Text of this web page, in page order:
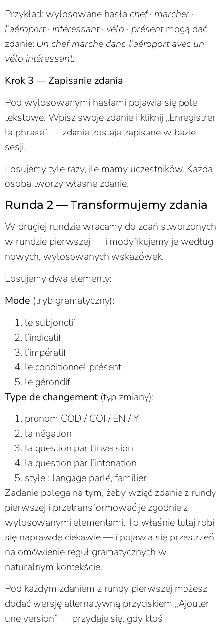
Przykład: wylosowane hasła chef · marcher ·
l’aéroport · intéressant · vélo · présentmogą dać
zdanie: Un chef marche dans l’aéroport avec un
vélo intéressant.
Krok 3 — Zapisanie zdania
Pod wylosowanymi hasłami pojawia się pole
tekstowe. Wpisz swoje zdanie i kliknij „Enregistrer
la phrase” — zdanie zostaje zapisane w bazie
sesji.
Losujemy tyle razy, ile mamy uczestników. Każda
osoba tworzy własne zdanie.
Runda 2 — Transformujemy zdania
W drugiej rundzie wracamy do zdań stworzonych
w rundzie pierwszej — i modyfikujemy je według
nowych, wylosowanych wskazówek.
Losujemy dwa elementy:
Mode (tryb gramatyczny):
le subjonctif
l’indicatif
l’impératif
le conditionnel présent
le gérondif
Type de changement (typ zmiany):
pronom COD / COI / EN / Y
la négation
la question par l’inversion
la question par l’intonation
style : langage parlé, familier
Zadanie polega na tym, żeby wziąć zdanie z rundy
pierwszej i przetransformować je zgodnie z
wylosowanymi elementami. To właśnie tutaj robi
się naprawdę ciekawie — i pojawia się przestrzeń
na omówienie reguł gramatycznych w
naturalnym kontekście.
Pod każdym zdaniem z rundy pierwszej możesz
dodać wersję alternatywną przyciskiem „Ajouter
une version” — przydaje się, gdy ktoś